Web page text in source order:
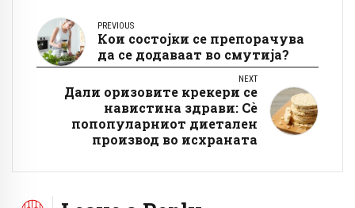
PREVIOUS
Кои состојки се препорачува
да се додаваат во смутија?
NEXT
Дали оризовите крекери се
навистина здрави: Сè
попопуларниот диетален
производ во исхраната